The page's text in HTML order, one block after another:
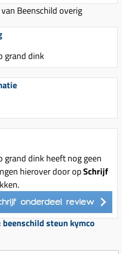
Beenschild overig
grand dink
grand dink heeft nog geen
hierover door opSchrijf
onderdeel review
steun kymco